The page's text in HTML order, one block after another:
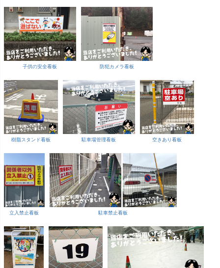
子供の安全看板 防犯カメラ看板
樹脂スタンド看板 駐車場管理看板 空きあり看板
立入禁止看板 駐車禁止看板